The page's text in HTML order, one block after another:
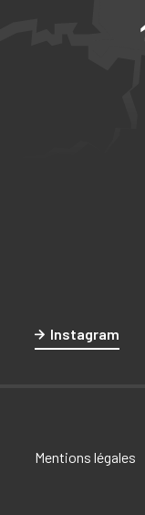
Instagram
Mentions légales